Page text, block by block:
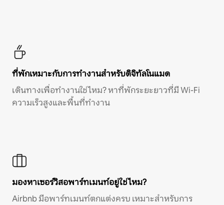
ที่พักเหมาะกับการทำงานสำหรับดิจิทัลโนแมด
เดินทางเพื่อทำงานใช่ไหม? หาที่พักระยะยาวที่มี Wi-Fi
ความเร็วสูงและพื้นที่ทำงาน
มองหาเซอร์วิสอพาร์ทเมนท์อยู่ใช่ไหม?
Airbnb มีอพาร์ทเมนท์ตกแต่งครบ เหมาะสำหรับการ